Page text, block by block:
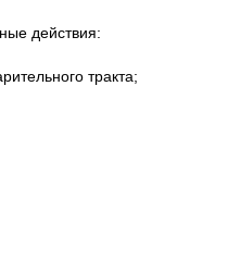
действия:
тракта;